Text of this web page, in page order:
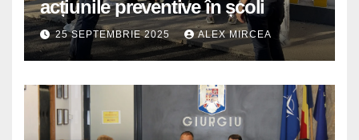
acțiunile preventive în școli
25 SEPTEMBRIE 2025 ALEX MIRCEA